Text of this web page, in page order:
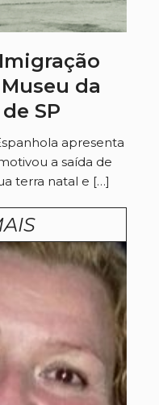
da
SP
apresenta
a saída de
terra natal e […]